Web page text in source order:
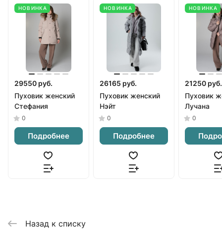
НОВИНКА
29550 руб.
Пуховик женский
Стефания
0
Подробнее
НОВИНКА
26165 руб.
Пуховик женский
Нэйт
0
Подробнее
НОВИНКА
21250 руб.
Пуховик
Лучана
0
Назад к списку